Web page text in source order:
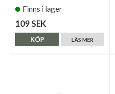
Finns i lager
109 SEK
LÄS MER
KÖP